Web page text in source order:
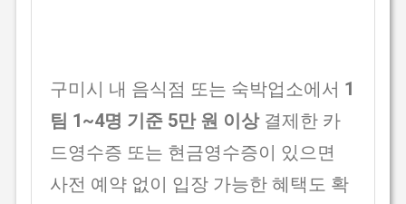
구미시 내 음식점 또는 숙박업소에서 1
팀 1~4명 기준 5만 원 이상결제한 카
드영수증 또는 현금영수증이 있으면
사전 예약 없이 입장 가능한 혜택도 확